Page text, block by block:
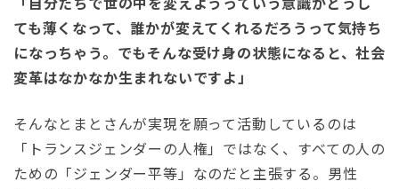
「自分たちで世の中を変えようっていう意識がどうし
ても薄くなって、誰かが変えてくれるだろうって気持ち
になっちゃう。でもそんな受け身の状態になると、社会
変革はなかなか生まれないですよ」
そんなとまとさんが実現を願って活動しているのは
「トランスジェンダーの人権」ではなく、すべての人の
ための「ジェンダー平等」なのだと主張する。男性